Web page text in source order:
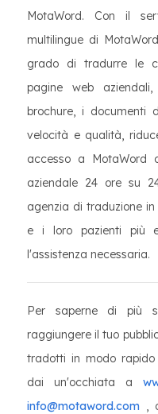
MotaWord. Con il
multilingue di
grado di tradurre le
pagine web
brochure, i documenti
velocità e qualità,
accesso a MotaWord
aziendale 24 ore su
agenzia di traduzione
e i loro pazienti più
l'assistenza necessaria.
Per saperne di più
raggiungere il tuo
tradotti in modo
dai un'occhiata a
info@motaword.com ,